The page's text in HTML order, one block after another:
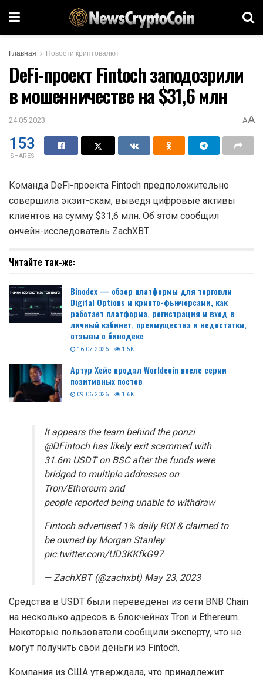
Главная Новости криптовалют
DeFi-проект Fintoch заподозрили
в мошенничестве на $31,6 млн
24.05.2023 AA
153
SHARES
Команда DeFi-проекта Fintoch предположительно
совершила экзит-скам, выведя цифровые активы
клиентов на сумму $31,6 млн. Об этом сообщил
ончейн-исследователь ZachXBT.
Читайте так-же:
Binodex — обзор платформы для торговли
Digital Options и крипто-фьючерсами, как
работает платформа, регистрация и вход в
личный кабинет, преимущества и недостатки,
отзывы о бинодекс
16.07.2026 1.5K
Артур Хейс продал Worldcoin после серии
позитивных постов
09.06.2026 1.6K
It appears the team behind the ponzi
@DFintoch has likely exit scammed with
31.6m USDT on BSC after the funds were
bridged to multiple addresses on
Tron/Ethereum and
people reported being unable to withdraw
Fintoch advertised 1% daily ROI & claimed to
be owned by Morgan Stanley
pic.twitter.com/UD3KKfkG97
— ZachXBT (@zachxbt) May 23, 2023
Средства в USDT были переведены из сети BNB Chain
на несколько адресов в блокчейнах Tron и Ethereum.
Некоторые пользователи сообщили эксперту, что не
могут получить свои деньги из Fintoch.
Компания из США утверждала, что принадлежит